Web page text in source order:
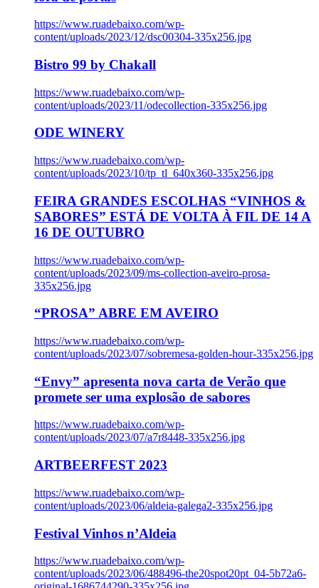
https://www.ruadebaixo.com/wp-
content/uploads/2023/12/dsc00304-335x256.jpg
Bistro 99 by Chakall
https://www.ruadebaixo.com/wp-
content/uploads/2023/11/odecollection-335x256.jpg
ODE WINERY
https://www.ruadebaixo.com/wp-
content/uploads/2023/10/tp_tl_640x360-335x256.jpg
FEIRA GRANDES ESCOLHAS “VINHOS &
SABORES” ESTÁ DE VOLTA À FIL DE 14 A
16 DE OUTUBRO
https://www.ruadebaixo.com/wp-
content/uploads/2023/09/ms-collection-aveiro-prosa-
335x256.jpg
“PROSA” ABRE EM AVEIRO
https://www.ruadebaixo.com/wp-
content/uploads/2023/07/sobremesa-golden-hour-335x256.jpg
“Envy” apresenta nova carta de Verão que
promete ser uma explosão de sabores
https://www.ruadebaixo.com/wp-
content/uploads/2023/07/a7r8448-335x256.jpg
ARTBEERFEST 2023
https://www.ruadebaixo.com/wp-
content/uploads/2023/06/aldeia-galega2-335x256.jpg
Festival Vinhos n’Aldeia
https://www.ruadebaixo.com/wp-
content/uploads/2023/06/488496-the20spot20pt_04-5b72a6-